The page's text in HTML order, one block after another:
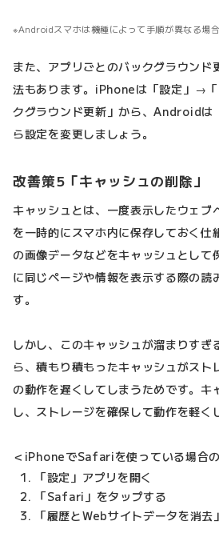
Androidスマホは機種によって手順が異なる場合
また、アプリごとのバックグラウンド
法もあります。iPhoneは「設定」→
クグラウンド更新」から、Androidは
ら設定を変更しましょう。
改善策5「キャッシュの削除」
キャッシュとは、一度表示したウェブ
を一時的にスマホ内に保存しておく
の画像データなどをキャッシュとして
に同じページや情報を表示する際の読
す。
しかし、このキャッシュが溜まりすぎ
ら、積もり積もったキャッシュがスト
の動作を遅くしてしまうためです。キ
し、ストレージを確保して動作を軽く
＜iPhoneでSafariを使っている場合
「設定」アプリを開く
「Safari」をタップする
「履歴とWebサイトデータを消去